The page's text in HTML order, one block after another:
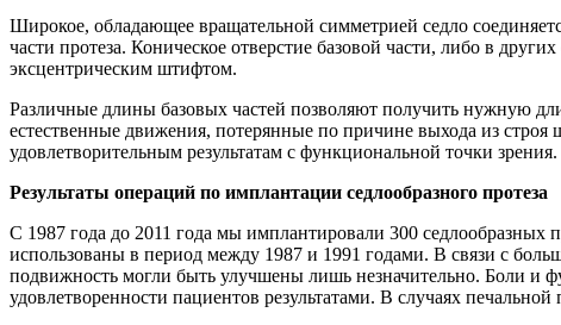
Широкое, обладающее вращательной симметрией седло
части протеза. Коническое отверстие базовой части, либо в
эксцентрическим штифтом.
Различные длины базовых частей позволяют получить нужную
естественные движения, потерянные по причине выхода из
удовлетворительным результатам с функциональной точки зрения.
Результаты операций по имплантации седлообразного протеза
С 1987 года до 2011 года мы имплантировали 300 седлообразных
использованы в период между 1987 и 1991 годами. В связи с
подвижность могли быть улучшены лишь незначительно. Боли и
удовлетворенности пациентов результатами. В случаях